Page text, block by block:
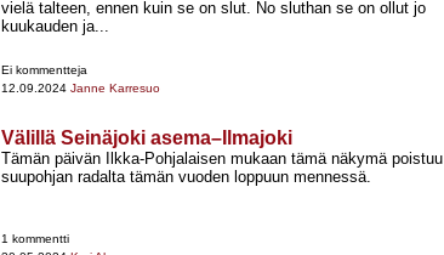
vielä talteen, ennen kuin se on slut. No sluthan se on ollut jo
kuukauden ja...
Ei kommentteja
12.09.2024 Janne Karresuo
Välillä Seinäjoki asema–Ilmajoki
Tämän päivän Ilkka-​Pohjalaisen mukaan tämä näkymä poistuu
suupohjan radalta tämän vuoden loppuun mennessä.
1 kommentti